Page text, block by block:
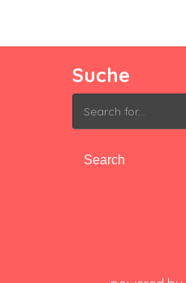
Suche
Search
for: